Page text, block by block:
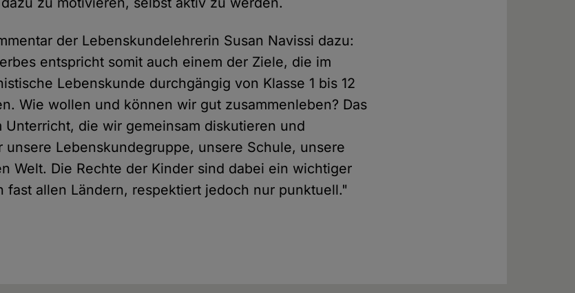
der Lebenskundelehrerin Susan Navissi dazu:
entspricht somit auch einem der Ziele, die im
Lebenskunde durchgängig von Klasse 1 bis 12
Wie wollen und können wir gut zusammenleben? Das
Unterricht, die wir gemeinsam diskutieren und
unsere Lebenskundegruppe, unsere Schule, unsere
Welt. Die Rechte der Kinder sind dabei ein wichtiger
fast allen Ländern, respektiert jedoch nur punktuell."